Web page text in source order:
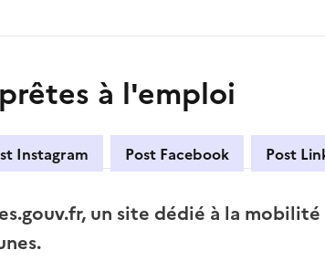
à l'emploi
Instagram Post Facebook Post
un site dédié à la